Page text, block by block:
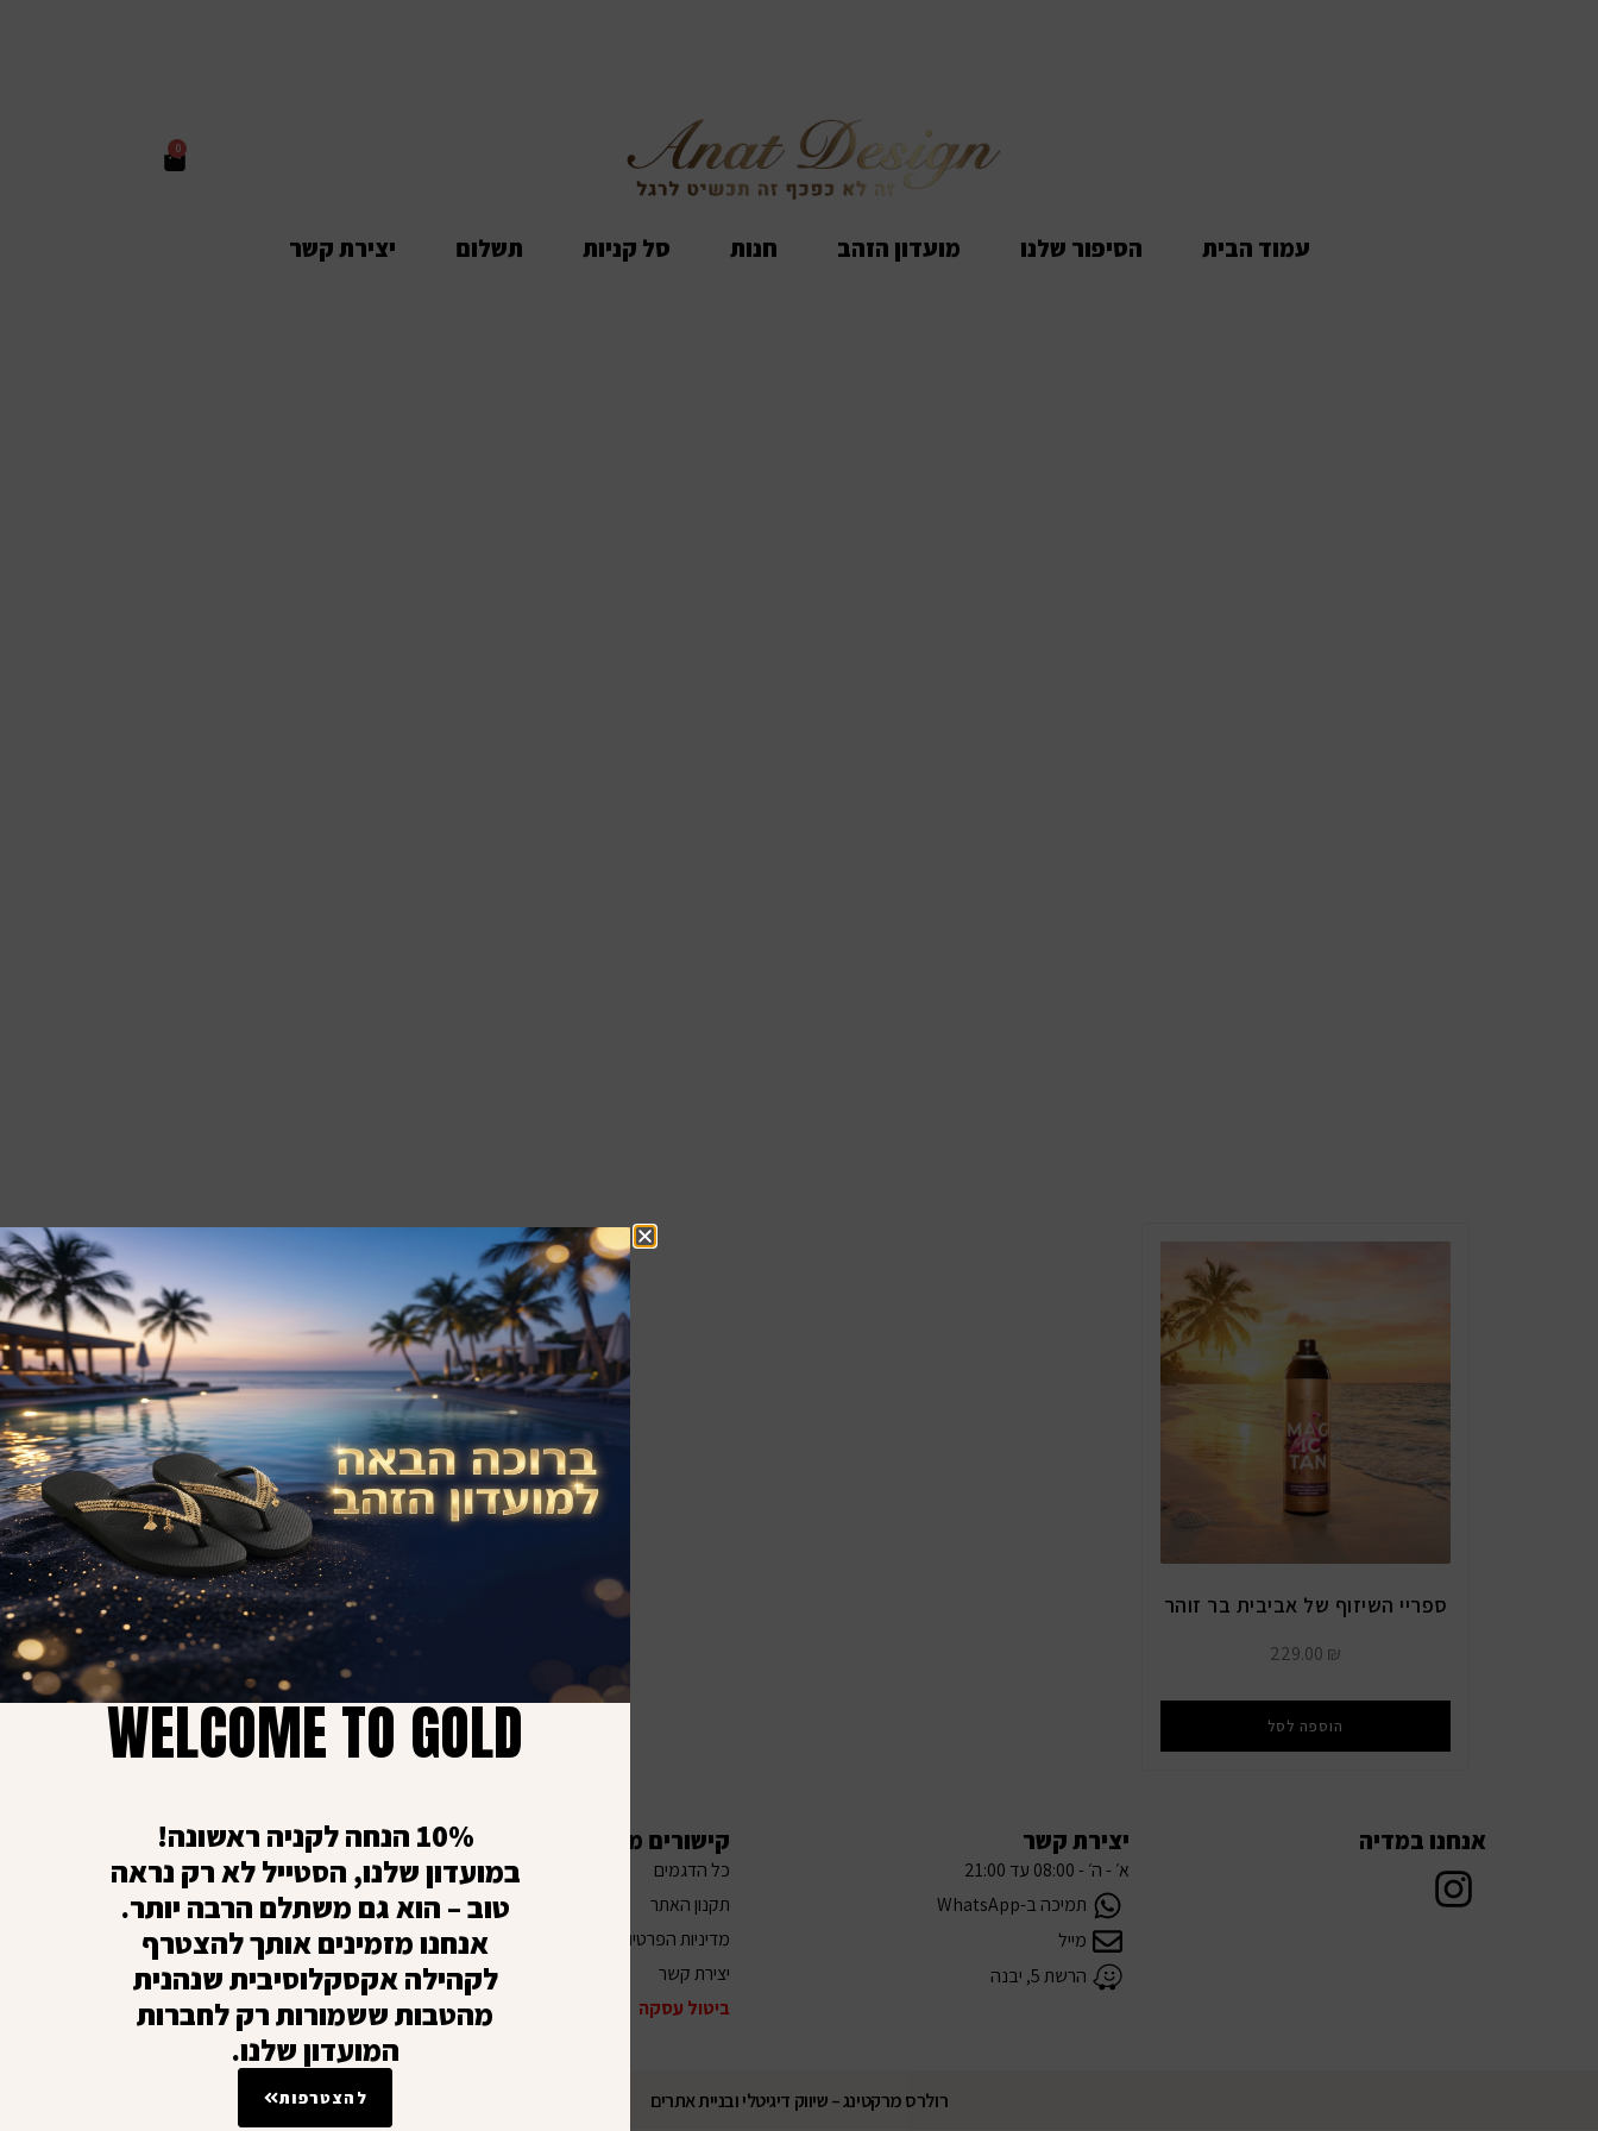
0
עמוד הבית הסיפור שלנו מועדון הזהב חנות סל קניות תשלום יצירת קשר
ספריי השיזוף של אביבית בר זוהר
229.00 ₪
הוספה לסל
אנחנו במדיה יצירת קשר
א׳ - ה׳ - 08:00 עד 21:00
תמיכה ב-WhatsApp
מייל
הרשת 5, יבנה
קישורים מהירים
כל הדגמים
תקנון האתר
מדיניות הפרטיות
יצירת קשר
ביטול עסקה
גיפט קארד
כאן מפנקים את המשפחה והחברים :)
רולרס מרקטינג – שיווק דיגיטלי ובניית אתרים
WELCOME TO GOLD
10% הנחה לקניה ראשונה!
במועדון שלנו, הסטייל לא רק נראה
טוב – הוא גם משתלם הרבה יותר.
אנחנו מזמינים אותך להצטרף
לקהילה אקסקלוסיבית שנהנית
מהטבות ששמורות רק לחברות
המועדון שלנו.
להצטרפות